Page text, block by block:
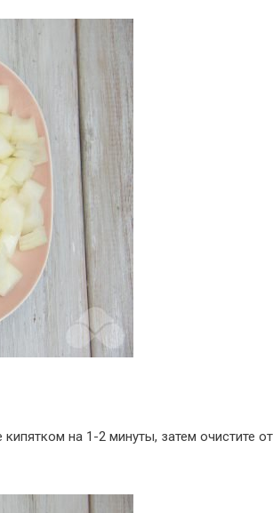
на 1-2 минуты, затем очистите